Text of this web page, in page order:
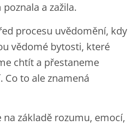
a zažila.
procesu uvědomění, kdy
vědomé bytosti, které
chtít a přestaneme
to ale znamená
základě rozumu, emocí,